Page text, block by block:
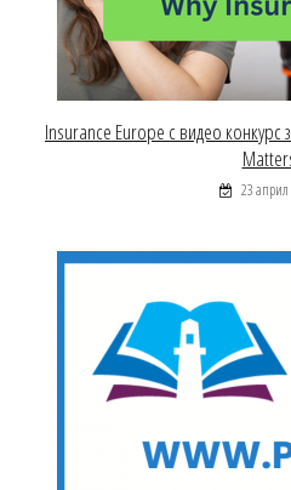
Insurance Europe с видео конкурс
23 април